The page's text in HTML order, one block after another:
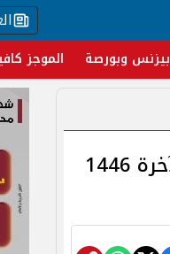
بيزنس وبورصة الموجز
دار الإفتاء.. الثلاثاء 3 ديسمبر أول أيام شهر جمادى الآخرة 1446